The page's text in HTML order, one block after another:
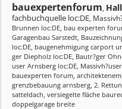
bauexpertenforum,
fachbuchquelle loc:DE,
Brunnen loc:DE, bau experten
Garagenbau Sarstedt,
loc:DE, baugenehmigung carport
ger Diepholz loc:DE, Bautr?ger
user Arnsberg loc:DE,
bauexperten forum,
grenzbebauung arnsberg, 2.
satteldach, versiegelte fläche
doppelgarage breite